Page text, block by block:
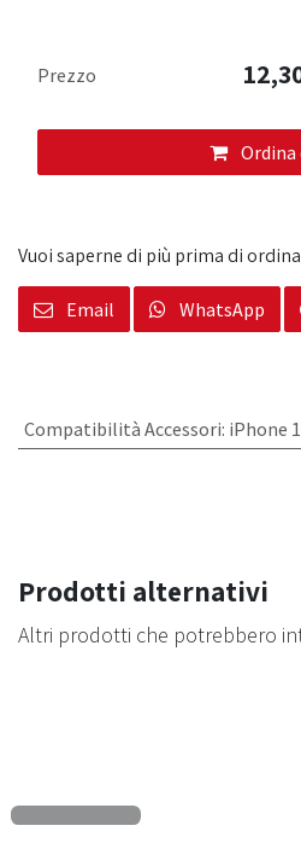
Ordina
Prezzo
Vuoi saperne di più prima di
Email WhatsApp
Compatibilità Accessori: iPhone
Prodotti alternativi
Altri prodotti che potrebbero